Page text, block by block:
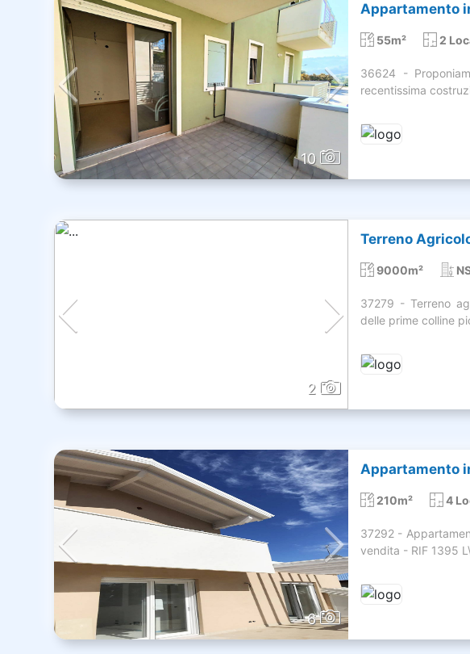
10
Appartamento
55m² 2
36624 -
recentissima
2
Terreno
9000m²
37279 - Terreno
delle prime colline
6
Appartamento
210m² 4
37292 -
vendita - RIF 1395